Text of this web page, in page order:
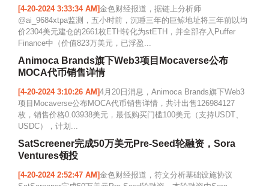
[4-20-2024 3:33:34 AM]金色财经报道，据链上分析师
@ai_9684xtpa监测，五小时前，沉睡三年的巨鲸地址将三年前以均
价2304美元建仓的2661枚ETH转化为stETH，并全部存入Puffer
Finance中（价值823万美元，已浮盈...
Animoca Brands旗下Web3项目Mocaverse公布
MOCA代币销售详情
[4-20-2024 3:10:26 AM]4月20日消息，Animoca Brands旗下Web3
项目Mocaverse公布MOCA代币销售详情，共计出售126984127
枚，销售价格0.03938美元，最低购买门槛100美元（支持USDT、
USDC），计划...
SatScreener完成50万美元Pre-Seed轮融资，Sora
Ventures领投
[4-20-2024 2:52:47 AM]金色财经报道，符文分析基础设施协议